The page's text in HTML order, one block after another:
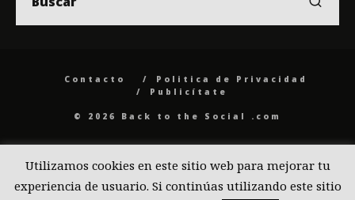
Contacto
Politica de Privacidad
Publicítate
© 2026 Back to the Social .com
Utilizamos cookies en este sitio web para mejorar tu
experiencia de usuario. Si continúas utilizando este sitio